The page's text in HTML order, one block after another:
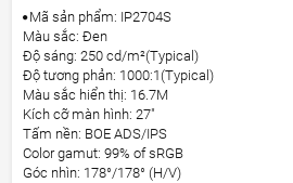
Mã sản phẩm: IP2704S
Màu sắc: Đen
Độ sáng: 250 cd/m²(Typical)
Độ tương phản: 1000:1(Typical)
Màu sắc hiển thị: 16.7M
Kích cỡ màn hình: 27"
Tấm nền: BOE ADS/IPS
Color gamut: 99% of sRGB
Góc nhìn: 178°/178° (H/V)